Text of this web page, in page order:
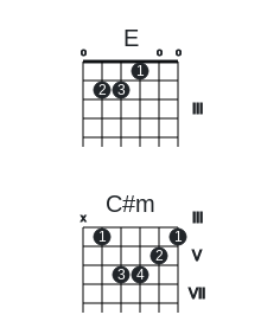
E
o
2 3
1
o o
C#m
V
VII
x
1
3 4
2
1